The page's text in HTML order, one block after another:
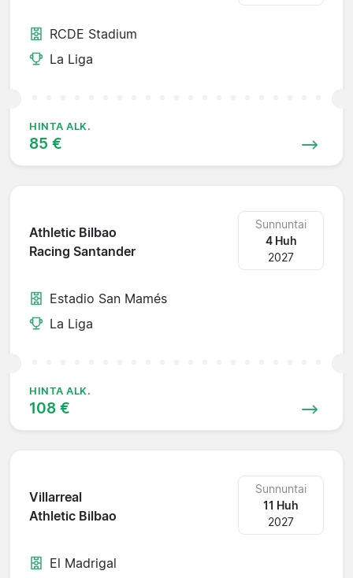
RCDE Stadium
La Liga
HINTA ALK.
85 €
Athletic Bilbao
Racing Santander
Sunnuntai
4 Huh
2027
Estadio San Mamés
La Liga
HINTA ALK.
108 €
Villarreal
Athletic Bilbao
Sunnuntai
11 Huh
2027
El Madrigal